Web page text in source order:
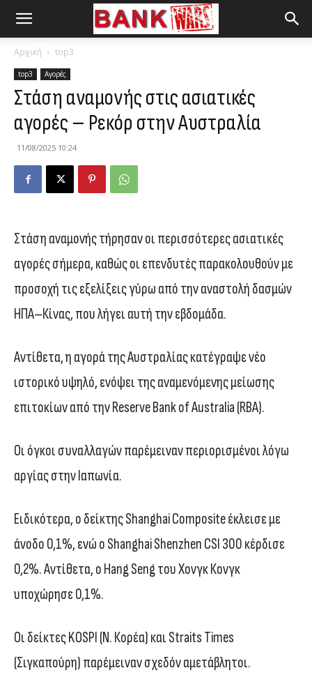
Αρχική top3
top3 Αγορές
Στάση αναμονής στις ασιατικές
αγορές – Ρεκόρ στην Αυστραλία
11/08/2025 10:24
Στάση αναμονής τήρησαν οι περισσότερες ασιατικές
αγορές σήμερα, καθώς οι επενδυτές παρακολουθούν με
προσοχή τις εξελίξεις γύρω από την αναστολή δασμών
ΗΠΑ–Κίνας, που λήγει αυτή την εβδομάδα.
Αντίθετα, η αγορά της Αυστραλίας κατέγραψε νέο
ιστορικό υψηλό, ενόψει της αναμενόμενης μείωσης
επιτοκίων από την Reserve Bank of Australia (RBA).
Οι όγκοι συναλλαγών παρέμειναν περιορισμένοι λόγω
αργίας στην Ιαπωνία.
Ειδικότερα, ο δείκτης Shanghai Composite έκλεισε με
άνοδο 0,1%, ενώ ο Shanghai Shenzhen CSI 300 κέρδισε
0,2%. Αντίθετα, ο Hang Seng του Χονγκ Κονγκ
υποχώρησε 0,1%.
Οι δείκτες KOSPI (Ν. Κορέα) και Straits Times
(Σιγκαπούρη) παρέμειναν σχεδόν αμετάβλητοι.